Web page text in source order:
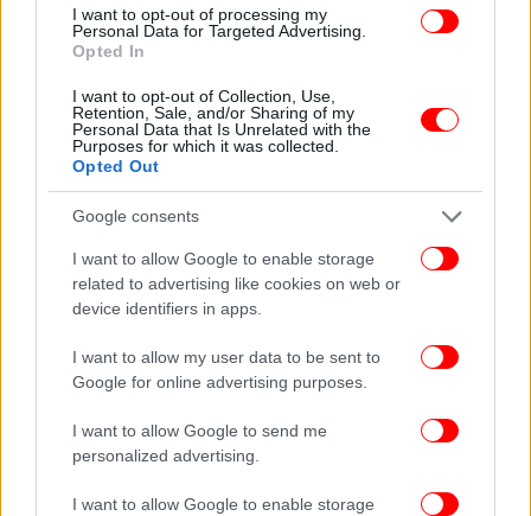
I want to opt-out of processing my
Personal Data for Targeted Advertising.
Opted In
I want to opt-out of Collection, Use,
Retention, Sale, and/or Sharing of my
Personal Data that Is Unrelated with the
Purposes for which it was collected.
Opted Out
Google consents
I want to allow Google to enable storage
related to advertising like cookies on web or
device identifiers in apps.
I want to allow my user data to be sent to
Google for online advertising purposes.
I want to allow Google to send me
personalized advertising.
I want to allow Google to enable storage
Για πιο πλούσιο άρωμα προσθέστε στο μείγμα